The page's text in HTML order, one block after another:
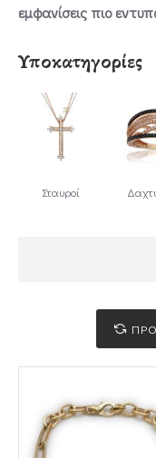
εμφανίσεις πιο
Υποκατηγορίες
Σταυροί